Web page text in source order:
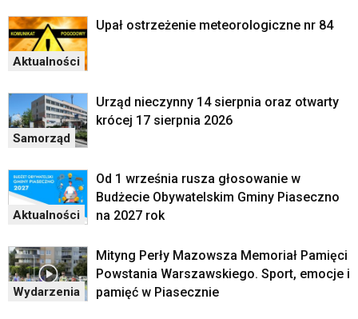
Aktualności
Upał ostrzeżenie meteorologiczne nr 84
Samorząd
Urząd nieczynny 14 sierpnia oraz otwarty
krócej 17 sierpnia 2026
Aktualności
Od 1 września rusza głosowanie w
Budżecie Obywatelskim Gminy Piaseczno
na 2027 rok
Wydarzenia
Mityng Perły Mazowsza Memoriał Pamięci
Powstania Warszawskiego. Sport, emocje i
pamięć w Piasecznie